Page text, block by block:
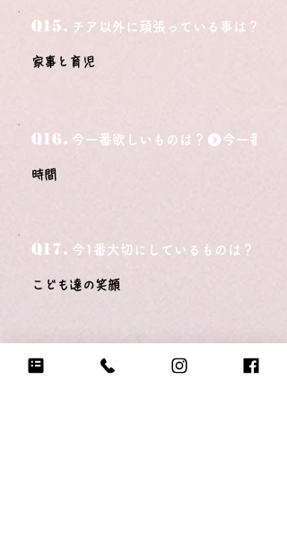
Q15. チア以外に頑張っている事は？
家事と育児
Q16. 今一番欲しいものは？
時間
Q17. 今1番大切にしているものは？
こども達の笑顔
Q18. 悲しい時に頼る人は？